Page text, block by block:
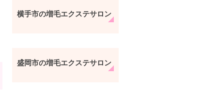
横手市の増毛エクステサロン
盛岡市の増毛エクステサロン